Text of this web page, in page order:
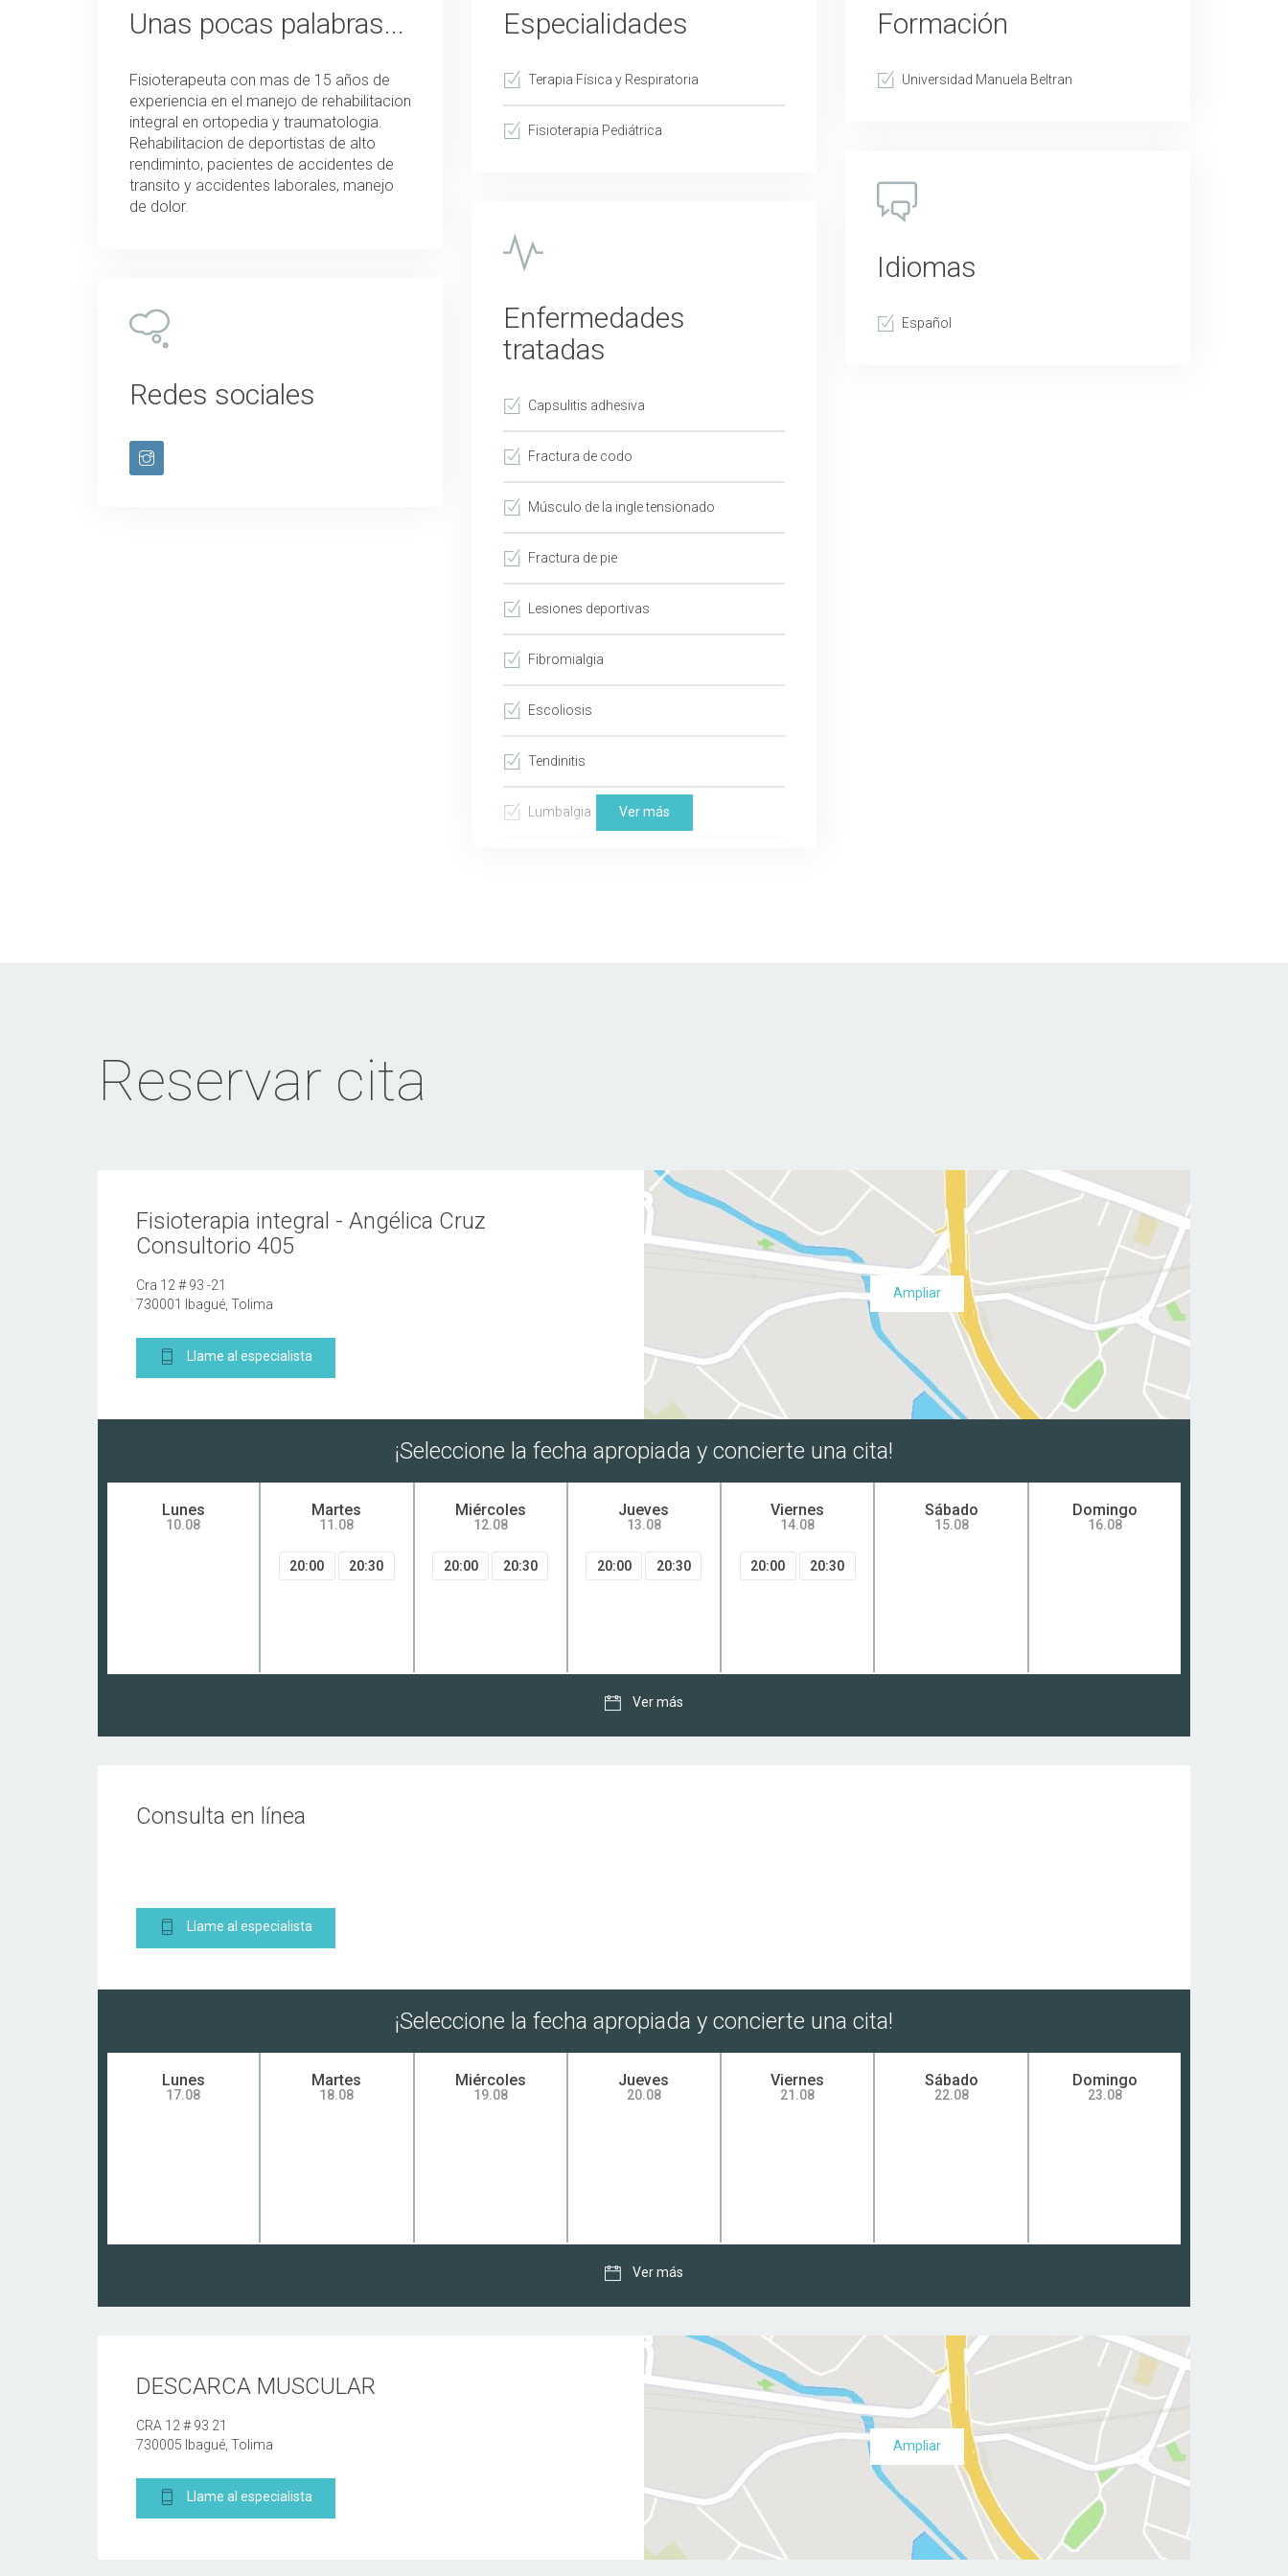
Unas pocas palabras...
Fisioterapeuta con mas de 15 años de
experiencia en el manejo de rehabilitacion
integral en ortopedia y traumatologia.
Rehabilitacion de deportistas de alto
rendiminto, pacientes de accidentes de
transito y accidentes laborales, manejo
de dolor.
Especialidades
Terapia Física y Respiratoria
Fisioterapia Pediátrica
Formación
Universidad Manuela Beltran
Idiomas
Español
Enfermedades
tratadas
Capsulitis adhesiva
Fractura de codo
Músculo de la ingle tensionado
Fractura de pie
Lesiones deportivas
Fibromialgia
Escoliosis
Tendinitis
Lumbalgia
Luxación de hombro
Síndrome de dolor patelofemoral
Lesión del ligamento cruzado anterior
Ver más
Redes sociales
Reservar cita
Fisioterapia integral - Angélica Cruz
Consultorio 405
Cra 12 # 93 -21
730001 Ibagué, Tolima
Llame al especialista
Ampliar
¡Seleccione la fecha apropiada y concierte una cita!
Lunes
10.08
Martes
11.08
20:00 20:30
Miércoles
12.08
20:00 20:30
Jueves
13.08
20:00 20:30
Viernes
14.08
20:00 20:30
Sábado
15.08
Domingo
16.08
Ver más
Consulta en línea
Llame al especialista
¡Seleccione la fecha apropiada y concierte una cita!
Lunes
17.08
Martes
18.08
Miércoles
19.08
Jueves
20.08
Viernes
21.08
Sábado
22.08
Domingo
23.08
Ver más
DESCARCA MUSCULAR
CRA 12 # 93 21
730005 Ibagué, Tolima
Llame al especialista
Ampliar